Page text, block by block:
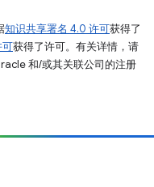
知识共享署名 4.0 许可获得了
获得了许可。有关详情，请
和/或其关联公司的注册